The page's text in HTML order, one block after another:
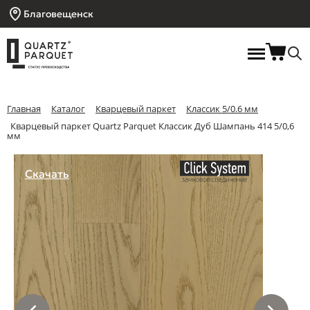
Благовещенск
Главная Каталог Кварцевый паркет
Классик 5/0.6 мм
Кварцевый паркет Quartz Parquet Классик Дуб Шампань 414 5/0,6
мм
Скачать